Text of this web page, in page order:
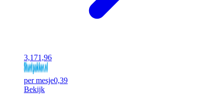
3,171,96
per mesje0,39
Bekijk